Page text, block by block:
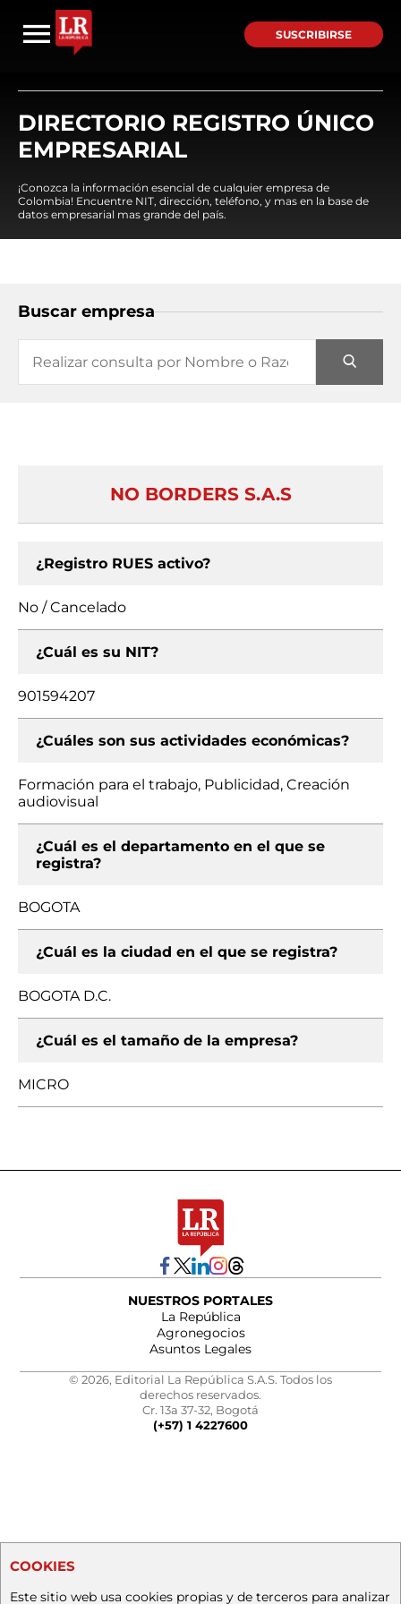
SUSCRIBIRSE
DIRECTORIO REGISTRO ÚNICO
EMPRESARIAL
¡Conozca la información esencial de cualquier empresa de
Colombia! Encuentre NIT, dirección, teléfono, y mas en la base de
datos empresarial mas grande del país.
Buscar empresa
NO BORDERS S.A.S
¿Registro RUES activo?
No / Cancelado
¿Cuál es su NIT?
901594207
¿Cuáles son sus actividades económicas?
Formación para el trabajo, Publicidad, Creación
audiovisual
¿Cuál es el departamento en el que se
registra?
BOGOTA
¿Cuál es la ciudad en el que se registra?
BOGOTA D.C.
¿Cuál es el tamaño de la empresa?
MICRO
NUESTROS PORTALES
La República
Agronegocios
Asuntos Legales
© 2026, Editorial La República S.A.S. Todos los
derechos reservados.
Cr. 13a 37-32, Bogotá
(+57) 1 4227600
COOKIES
Este sitio web usa cookies propias y de terceros para analizar